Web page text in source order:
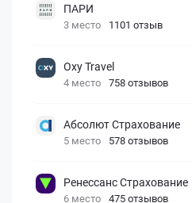
ПАРИ
3 место 1101 отзыв
Oxy Travel
4 место 758 отзывов
Абсолют Страхование
5 место 578 отзывов
Ренессанс Страхование
6 место 475 отзывов